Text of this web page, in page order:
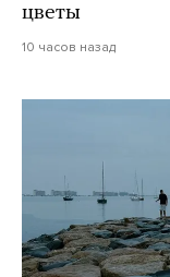
цветы
10 часов назад